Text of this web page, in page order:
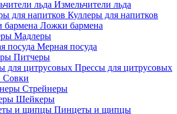
Измельчители льда
Куллеры для напитков
Ложки бармена
Мадлеры
Мерная посуда
Питчеры
Прессы для цитрусовых
Совки
Стрейнеры
Шейкеры
Пинцеты и щипцы